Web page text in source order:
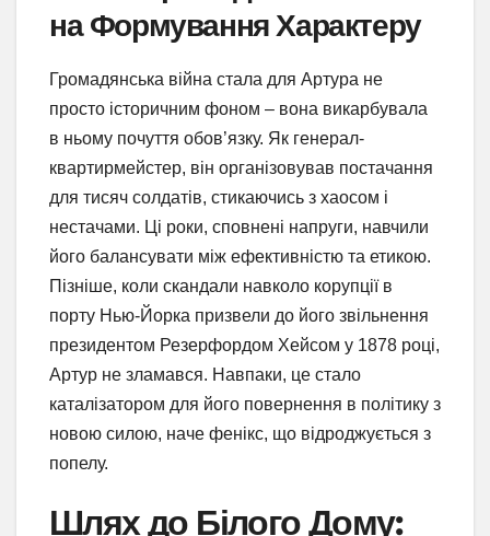
на Формування Характеру
Громадянська війна стала для Артура не
просто історичним фоном – вона викарбувала
в ньому почуття обов’язку. Як генерал-
квартирмейстер, він організовував постачання
для тисяч солдатів, стикаючись з хаосом і
нестачами. Ці роки, сповнені напруги, навчили
його балансувати між ефективністю та етикою.
Пізніше, коли скандали навколо корупції в
порту Нью-Йорка призвели до його звільнення
президентом Резерфордом Хейсом у 1878 році,
Артур не зламався. Навпаки, це стало
каталізатором для його повернення в політику з
новою силою, наче фенікс, що відроджується з
попелу.
Шлях до Білого Дому: